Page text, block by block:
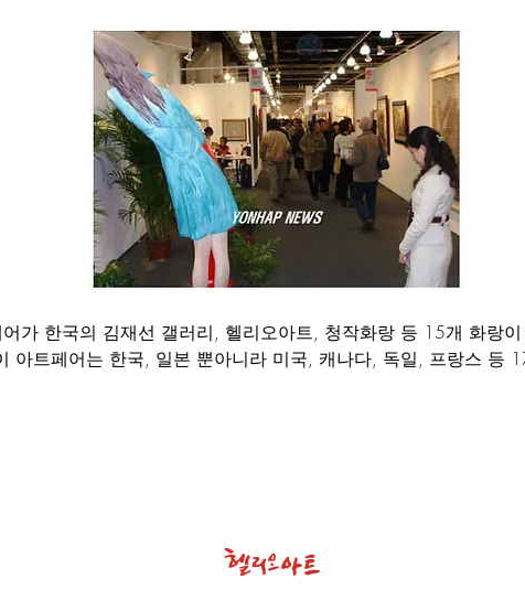
가 한국의 김재선 갤러리, 헬리오아트, 청작화랑 등 15개 화랑
아트페어는 한국, 일본 뿐아니라 미국, 캐나다, 독일, 프랑스 등